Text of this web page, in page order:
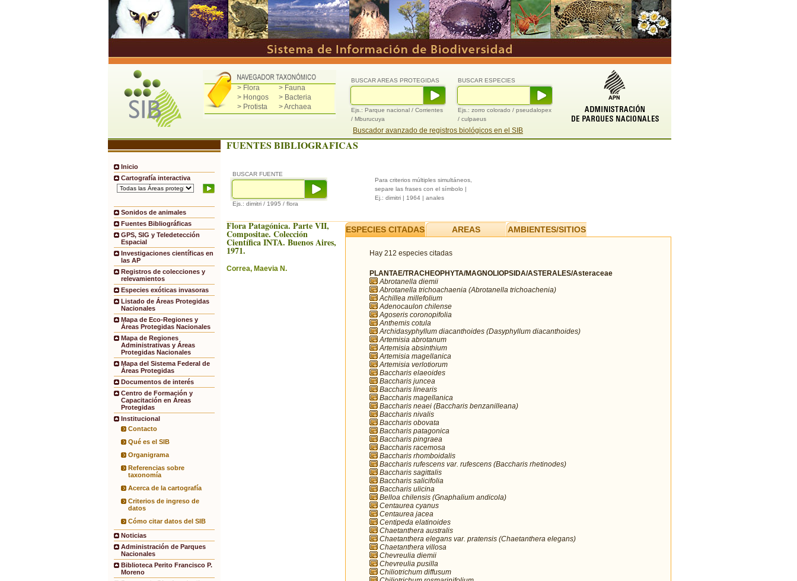
> Flora
> Fauna
> Hongos
> Bacteria
> Protista
> Archaea
BUSCAR ESPECIES
Ejs.: zorro colorado / pseudalopex
/ culpaeus
BUSCAR AREAS PROTEGIDAS
Ejs.: Parque nacional / Corrientes
/ Mburucuya
Buscador avanzado de registros biológicos en el SIB
Inicio
Cartografía interactiva
Sonidos de animales
Fuentes Bibliográficas
GPS, SIG y Teledetección
Espacial
Investigaciones científicas en
las AP
Registros de colecciones y
relevamientos
Especies exóticas invasoras
Listado de Áreas Protegidas
Nacionales
Mapa de Eco-Regiones y
Áreas Protegidas Nacionales
Mapa de Regiones
Administrativas y Áreas
Protegidas Nacionales
Mapa del Sistema Federal de
Áreas Protegidas
Documentos de interés
Centro de Formación y
Capacitación en Áreas
Protegidas
Institucional
Contacto
Qué es el SIB
Organigrama
Referencias sobre
taxonomía
Acerca de la cartografía
Criterios de ingreso de
datos
Cómo citar datos del SIB
Noticias
Administración de Parques
Nacionales
Biblioteca Perito Francisco P.
Moreno
FUENTES BIBLIOGRAFICAS
BUSCAR FUENTE
Ejs.: dimitri / 1995 / flora
Para criterios múltiples simultáneos,
separe las frases con el símbolo |
Ej.: dimitri | 1964 | anales
Flora Patagónica. Parte VII,
Compositae. Colección
Científica INTA. Buenos Aires,
1971.
Correa, Maevia N.
ESPECIES CITADAS AREAS AMBIENTES/SITIOS
Hay 212 especies citadas
PLANTAE/TRACHEOPHYTA/MAGNOLIOPSIDA/ASTERALES/Asteraceae
Abrotanella diemii
Abrotanella trichoachaenia (Abrotanella trichoachenia)
Achillea millefolium
Adenocaulon chilense
Agoseris coronopifolia
Anthemis cotula
Archidasyphyllum diacanthoides (Dasyphyllum diacanthoides)
Artemisia abrotanum
Artemisia absinthium
Artemisia magellanica
Artemisia verlotiorum
Baccharis elaeoides
Baccharis juncea
Baccharis linearis
Baccharis magellanica
Baccharis neaei (Baccharis benzanilleana)
Baccharis nivalis
Baccharis obovata
Baccharis patagonica
Baccharis pingraea
Baccharis racemosa
Baccharis rhomboidalis
Baccharis rufescens var. rufescens (Baccharis rhetinodes)
Baccharis sagittalis
Baccharis salicifolia
Baccharis ulicina
Belloa chilensis (Gnaphalium andicola)
Centaurea cyanus
Centaurea jacea
Centipeda elatinoides
Chaetanthera australis
Chaetanthera elegans var. pratensis (Chaetanthera elegans)
Chaetanthera villosa
Chevreulia diemii
Chevreulia pusilla
Chiliotrichum diffusum